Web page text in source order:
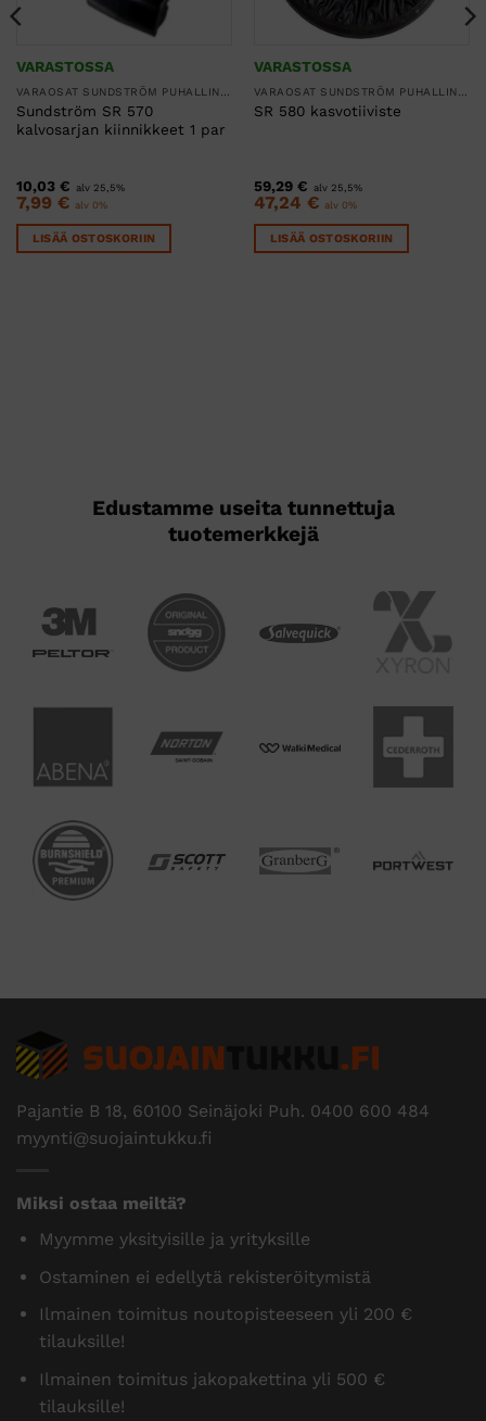
VARASTOSSA
Sundström SR 570
kalvosarjan kiinnikkeet 1 par
10,03 € alv 25,5%
7,99 € alv 0%
LISÄÄ OSTOSKORIIN
VARASTOSSA
SR 580 kasvotiiviste
59,29 € alv 25,5%
47,24 € alv 0%
LISÄÄ OSTOSKORIIN
Edustamme useita tunnettuja
tuotemerkkejä
Pajantie B 18, 60100 Seinäjoki Puh. 0400 600 484
myynti@suojaintukku.fi
Miksi ostaa meiltä?
Myymme yksityisille ja yrityksille
Ostaminen ei edellytä rekisteröitymistä
Ilmainen toimitus noutopisteeseen yli 200 €
tilauksille!
Ilmainen toimitus jakopakettina yli 500 €
tilauksille!